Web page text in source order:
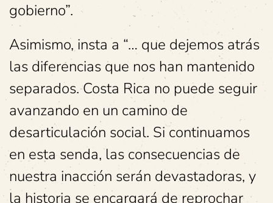
gobierno”.
Asimismo, insta a “… que dejemos atrás
las diferencias que nos han mantenido
separados. Costa Rica no puede seguir
avanzando en un camino de
desarticulación social. Si continuamos
en esta senda, las consecuencias de
nuestra inacción serán devastadoras, y
la historia se encargará de reprochar